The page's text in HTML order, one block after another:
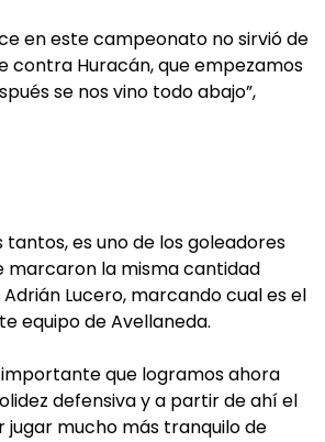
en este campeonato no sirvió de
contra Huracán, que empezamos
se nos vino todo abajo”,
es uno de los goleadores
marcaron la misma cantidad
Lucero, marcando cual es el
equipo de Avellaneda.
importante que logramos ahora
defensiva y a partir de ahí el
jugar mucho más tranquilo de